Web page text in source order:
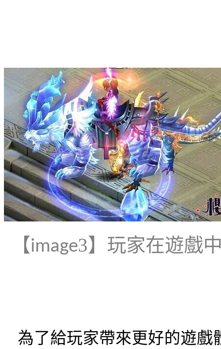
【image3】 玩家在遊戲
為了給玩家帶來更好的遊